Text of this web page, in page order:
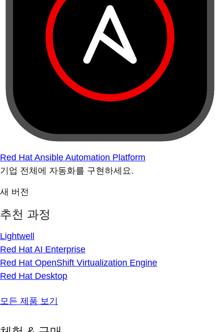
Red Hat Ansible Automation Platform
기업 전체에 자동화를 구현하세요.
새 버전
추천 과정
Lightwell
Red Hat AI Enterprise
Red Hat OpenShift Virtualization Engine
Red Hat Desktop
모든 제품 보기